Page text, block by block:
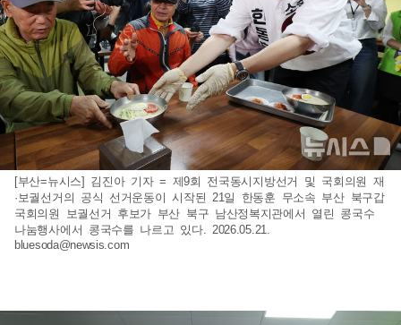
[부산=뉴시스] 김진아 기자 = 제9회 전국동시지방선거 및 국회의원 재
·보궐선거의 공식 선거운동이 시작된 21일 한동훈 무소속 부산 북구갑
국회의원 보궐선거 후보가 부산 북구 남산정복지관에서 열린 콩국수
나눔행사에서 콩국수를 나르고 있다. 2026.05.21.
bluesoda@newsis.com